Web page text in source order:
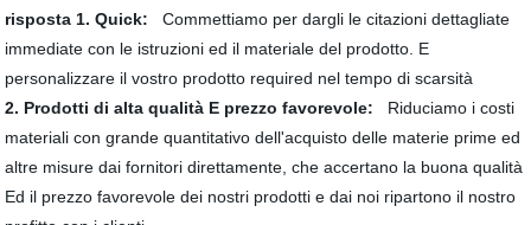
risposta 1. Quick:
Commettiamo per dargli le citazioni dettagliate
immediate con le istruzioni ed il materiale del prodotto. E
personalizzare il vostro prodotto required nel tempo di scarsità
2. Prodotti di alta qualità E prezzo favorevole:
Riduciamo i costi
materiali con grande quantitativo dell'acquisto delle materie prime ed
altre misure dai fornitori direttamente, che accertano la buona qualità
Ed il prezzo favorevole dei nostri prodotti e dai noi ripartono il nostro